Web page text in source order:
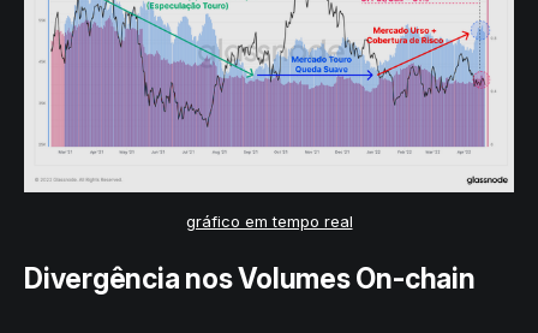
gráfico em tempo real
Divergência nos Volumes On-chain